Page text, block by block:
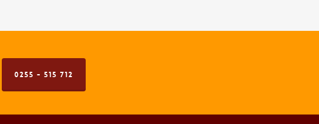
0255 - 515 712